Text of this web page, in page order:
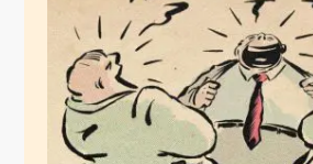
Solidarität